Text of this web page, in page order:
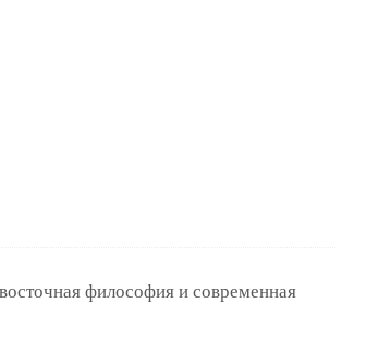
философия и современная